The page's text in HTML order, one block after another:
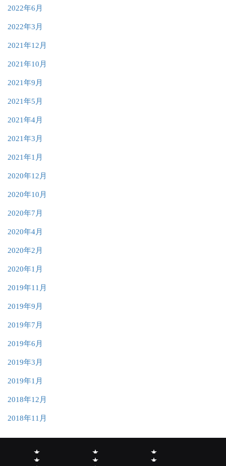
2022年6月
2022年3月
2021年12月
2021年10月
2021年9月
2021年5月
2021年4月
2021年3月
2021年1月
2020年12月
2020年10月
2020年7月
2020年4月
2020年2月
2020年1月
2019年11月
2019年9月
2019年7月
2019年6月
2019年3月
2019年1月
2018年12月
2018年11月